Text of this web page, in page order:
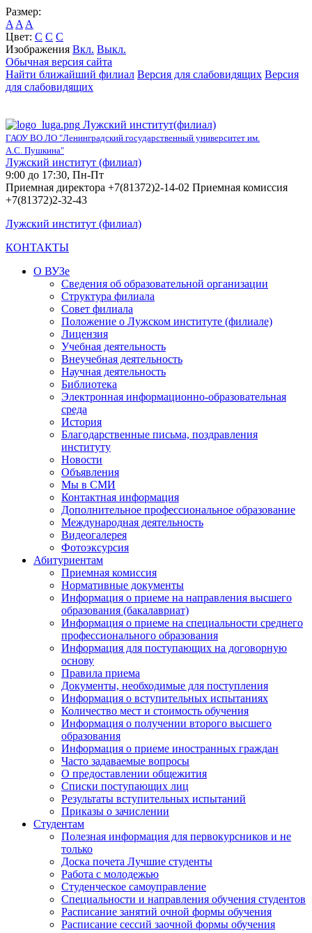
Размер:
A A A
Цвет: C C C
Изображения Вкл. Выкл.
Обычная версия сайта
Найти ближайший филиал Версия для слабовидящих Версия
для слабовидящих
Лужский институт(филиал)
ГАОУ ВО ЛО "Ленинградский государственный университет им.
А.С. Пушкина"
Лужский институт (филиал)
9:00 до 17:30, Пн-Пт
Приемная директора +7(81372)2-14-02 Приемная комиссия
+7(81372)2-32-43
Лужский институт (филиал)
КОНТАКТЫ
О ВУЗе
Сведения об образовательной организации
Структура филиала
Совет филиала
Положение о Лужском институте (филиале)
Лицензия
Учебная деятельность
Внеучебная деятельность
Научная деятельность
Библиотека
Электронная информационно-образовательная
среда
История
Благодарственные письма, поздравления
институту
Новости
Объявления
Мы в СМИ
Контактная информация
Дополнительное профессиональное образование
Международная деятельность
Видеогалерея
Фотоэксурсия
Абитуриентам
Приемная комиссия
Нормативные документы
Информация о приеме на направления высшего
образования (бакалавриат)
Информация о приеме на специальности среднего
профессионального образования
Информация для поступающих на договорную
основу
Правила приема
Документы, необходимые для поступления
Информация о вступительных испытаниях
Количество мест и стоимость обучения
Информация о получении второго высшего
образования
Информация о приеме иностранных граждан
Часто задаваемые вопросы
О предоставлении общежития
Списки поступающих лиц
Результаты вступительных испытаний
Приказы о зачислении
Студентам
Полезная информация для первокурсников и не
только
Доска почета Лучшие студенты
Работа с молодежью
Студенческое самоуправление
Специальности и направления обучения студентов
Расписание занятий очной формы обучения
Расписание сессий заочной формы обучения